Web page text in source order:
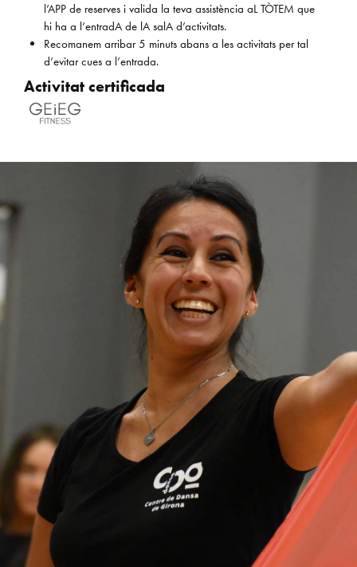
l’APP de reserves i valida la teva assistència ​aL TÒTEM que
hi ha a l’entradA de lA salA d’activitats.
Recomanem arribar 5 minuts abans a les activitats per ​tal
d’evitar cues a l’entrada.
Activitat certificada